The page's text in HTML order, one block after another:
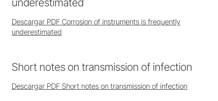
Descargar PDF Corrosion of instruments is frequently
underestimated
Short notes on transmission of infection
Descargar PDF Short notes on transmission of infection